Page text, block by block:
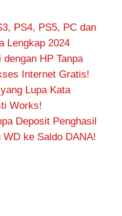
PS4, PS5, PC dan
Lengkap 2024
HP Tanpa
Internet Gratis!
Lupa Kata
Works!
Deposit Penghasil
WD ke Saldo DANA!